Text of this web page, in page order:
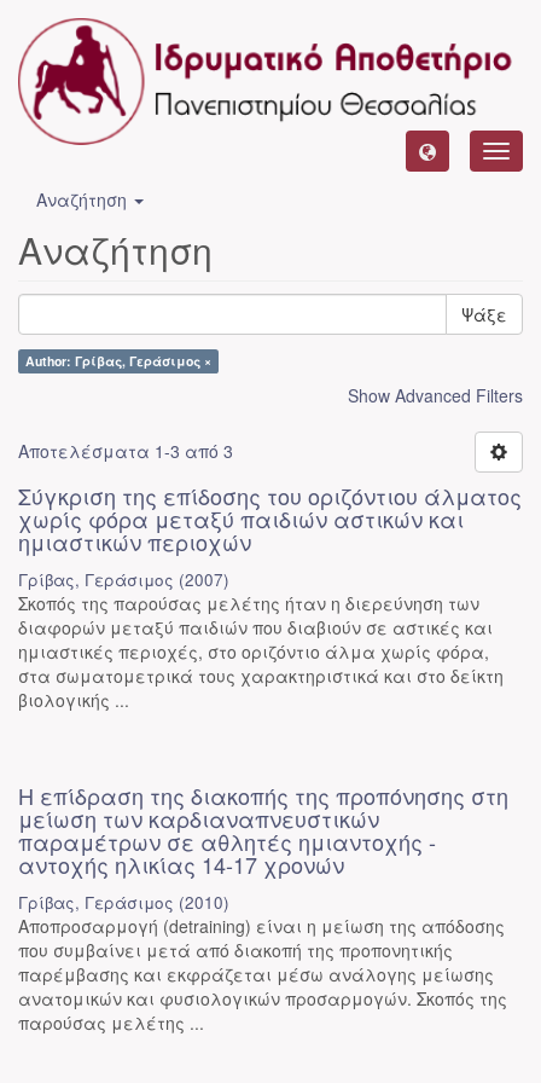
Αναζήτηση
Αναζήτηση
Ψάξε
Author: Γρίβας, Γεράσιμος ×
Show Advanced Filters
Αποτελέσματα 1-3 από 3
Σύγκριση της επίδοσης του οριζόντιου άλματος
χωρίς φόρα μεταξύ παιδιών αστικών και
ημιαστικών περιοχών
Γρίβας, Γεράσιμος (2007)
Σκοπός της παρούσας μελέτης ήταν η διερεύνηση των
διαφορών μεταξύ παιδιών που διαβιούν σε αστικές και
ημιαστικές περιοχές, στο οριζόντιο άλμα χωρίς φόρα,
στα σωματομετρικά τους χαρακτηριστικά και στο δείκτη
βιολογικής ...
Η επίδραση της διακοπής της προπόνησης στη
μείωση των καρδιαναπνευστικών
παραμέτρων σε αθλητές ημιαντοχής -
αντοχής ηλικίας 14-17 χρονών
Γρίβας, Γεράσιμος (2010)
Αποπροσαρμογή (detraining) είναι η μείωση της απόδοσης
που συμβαίνει μετά από διακοπή της προπονητικής
παρέμβασης και εκφράζεται μέσω ανάλογης μείωσης
ανατομικών και φυσιολογικών προσαρμογών. Σκοπός της
παρούσας μελέτης ...